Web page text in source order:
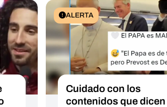
ALERTA
Cuidado con los
contenidos que dicen